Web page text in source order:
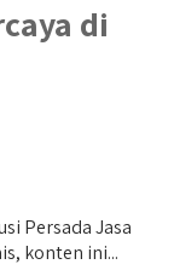
di
Persada Jasa
konten ini...